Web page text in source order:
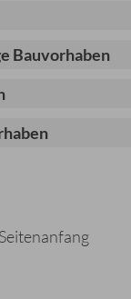
Bauvorhaben